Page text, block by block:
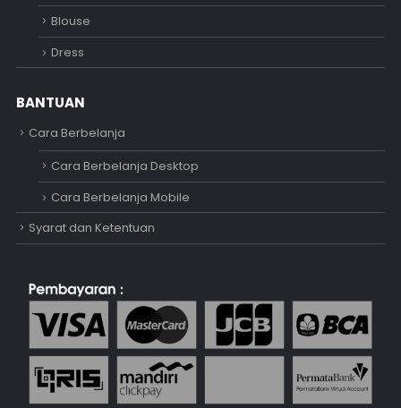
Blouse
Dress
BANTUAN
Cara Berbelanja
Cara Berbelanja Desktop
Cara Berbelanja Mobile
Syarat dan Ketentuan